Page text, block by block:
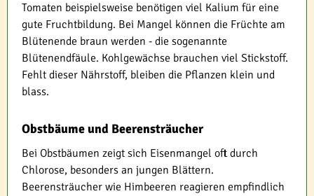
Tomaten beispielsweise benötigen viel Kalium für eine
gute Fruchtbildung. Bei Mangel können die Früchte am
Blütenende braun werden - die sogenannte
Blütenendfäule. Kohlgewächse brauchen viel Stickstoff.
Fehlt dieser Nährstoff, bleiben die Pflanzen klein und
blass.
Obstbäume und Beerensträucher
Bei Obstbäumen zeigt sich Eisenmangel oft durch
Chlorose, besonders an jungen Blättern.
Beerensträucher wie Himbeeren reagieren empfindlich